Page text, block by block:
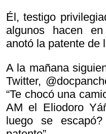
Él, testigo
algunos hacen
anotó la patente de
A la mañana
Twitter,
“Te chocó una
AM el Eliodoro
luego se